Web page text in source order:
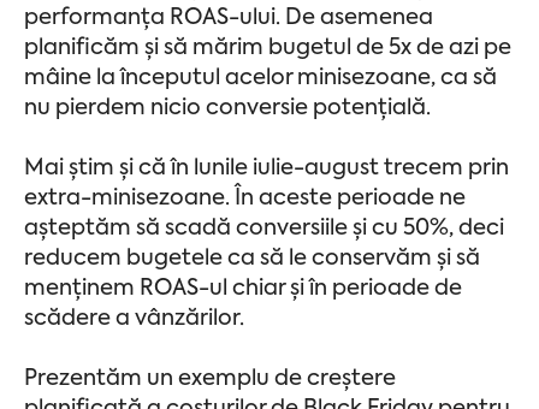
performanța ROAS-ului. De asemenea
planificăm și să mărim bugetul de 5x de azi pe
mâine la începutul acelor minisezoane, ca să
nu pierdem nicio conversie potențială.
Mai știm și că în lunile iulie-august trecem prin
extra-minisezoane. În aceste perioade ne
așteptăm să scadă conversiile și cu 50%, deci
reducem bugetele ca să le conservăm și să
menținem ROAS-ul chiar și în perioade de
scădere a vânzărilor.
Prezentăm un exemplu de creștere